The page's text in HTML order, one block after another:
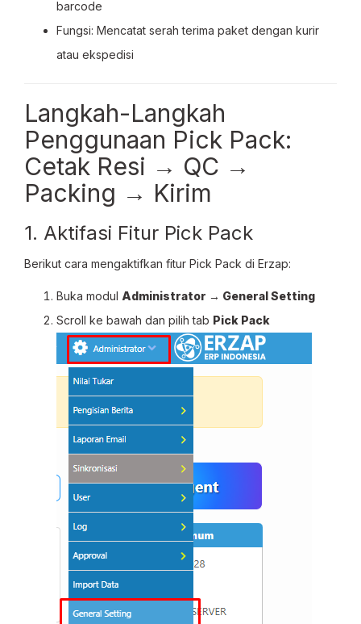
barcode
Fungsi: Mencatat serah terima paket dengan kurir
atau ekspedisi
Langkah-Langkah
Penggunaan Pick Pack:
Cetak Resi → QC →
Packing → Kirim
1. Aktifasi Fitur Pick Pack
Berikut cara mengaktifkan fitur Pick Pack di Erzap:
Buka modul Administrator → General Setting
Scroll ke bawah dan pilih tab Pick Pack